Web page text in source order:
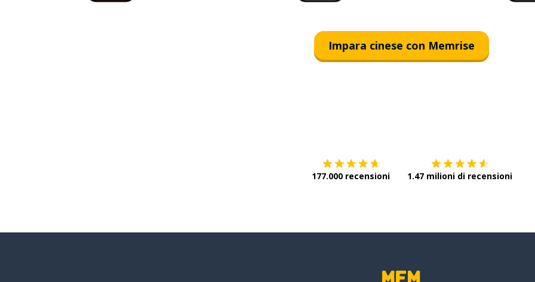
Impara cinese con Memrise
177.000 recensioni 1.47 milioni di recensioni